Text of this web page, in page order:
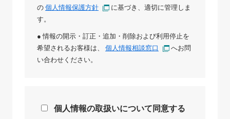
の 個人情報保護方針
に基づき、適切に管理しま
す。
● 情報の開示・訂正・追加・削除および利用停止を
希望されるお客様は、 個人情報相談窓口
へお問
い合わせください。
個人情報の取扱いについて同意する